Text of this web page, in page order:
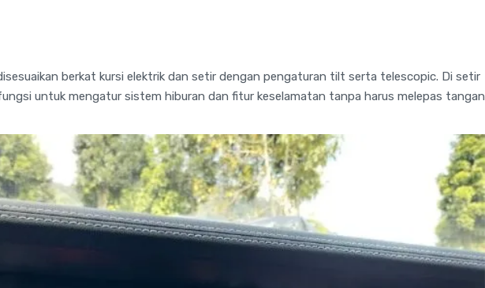
berkat kursi elektrik dan setir dengan pengaturan tilt serta telescopic. Di setir
untuk mengatur sistem hiburan dan fitur keselamatan tanpa harus melepas tangan